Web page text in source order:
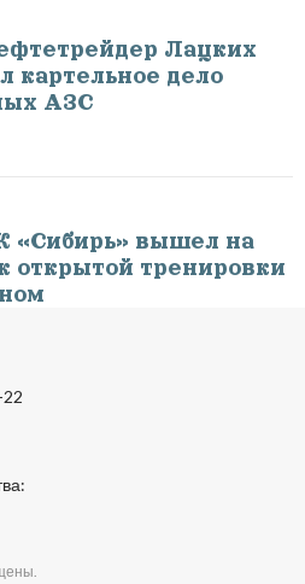
Лацких
картельное дело
АЗС
«Сибирь» вышел на
открытой тренировки